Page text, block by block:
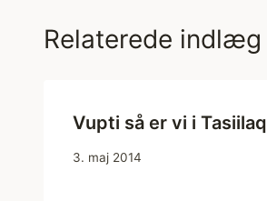
Relaterede indlæg
Vupti så er vi i Tasiilaq
3. maj 2014